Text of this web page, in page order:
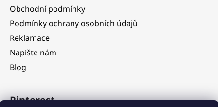
Obchodní podmínky
Podmínky ochrany osobních údajů
Reklamace
Napište nám
Blog
Pinterest